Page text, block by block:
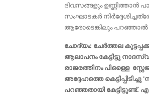
ദിവസങ്ങളും ഉണ്ണിത്താന്‍
സംഘാടകര്‍
ആരോടെങ്കിലും പറഞ്ഞാല്‍
ചോദ്യം: ചേര്‍ത്തല
ആലാപനം കേട്ടിട്ടു
രാജരത്തിനം പിള്ളൈ
അദ്ദേഹത്തെ
പറഞ്ഞതായി കേട്ടിട്ടുണ്ട്.